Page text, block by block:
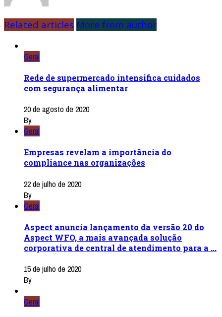
Related articles More from author
Geral
Rede de supermercado intensifica cuidados
com segurança alimentar
20 de agosto de 2020
By
Geral
Empresas revelam a importância do
compliance nas organizações
22 de julho de 2020
By
Geral
Aspect anuncia lançamento da versão 20 do
Aspect WFO, a mais avançada solução
corporativa de central de atendimento para a ...
15 de julho de 2020
By
Geral